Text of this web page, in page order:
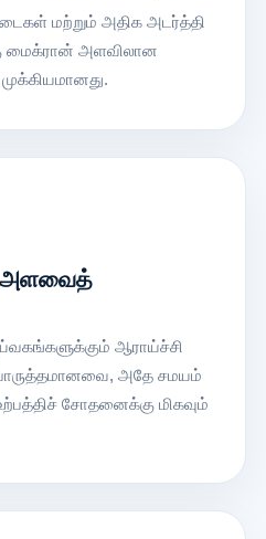
டைகள் மற்றும் அதிக அடர்த்தி
அளவிலான
அளவைத்
ஆராய்ச்சி
அதே சமயம்
சோதனைக்கு மிகவும்